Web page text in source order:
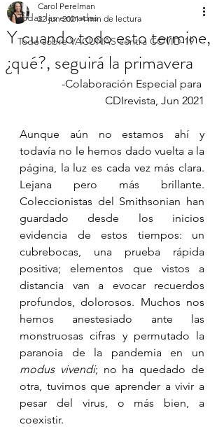
Todas las entradas
Todo sobre VACUNAS contra COVID-19
Y cuando todo esto termine,
¿qué?, seguirá la primavera
Carol Perelman
22 jun 2021 4 min de lectura
-Colaboración Especial para
CDIrevista, Jun 2021
Aunque aún no estamos ahí y
todavía no le hemos dado vuelta a la
página, la luz es cada vez más clara.
Lejana pero más brillante.
Coleccionistas del Smithsonian han
guardado desde los inicios
evidencia de estos tiempos: un
cubrebocas, una prueba rápida
positiva; elementos que vistos a
distancia van a evocar recuerdos
profundos, dolorosos. Muchos nos
hemos anestesiado ante las
monstruosas cifras y permutado la
modus vivendi; no ha quedado de
otra, tuvimos que aprender a vivir a
pesar del virus, o más bien, a
coexistir.